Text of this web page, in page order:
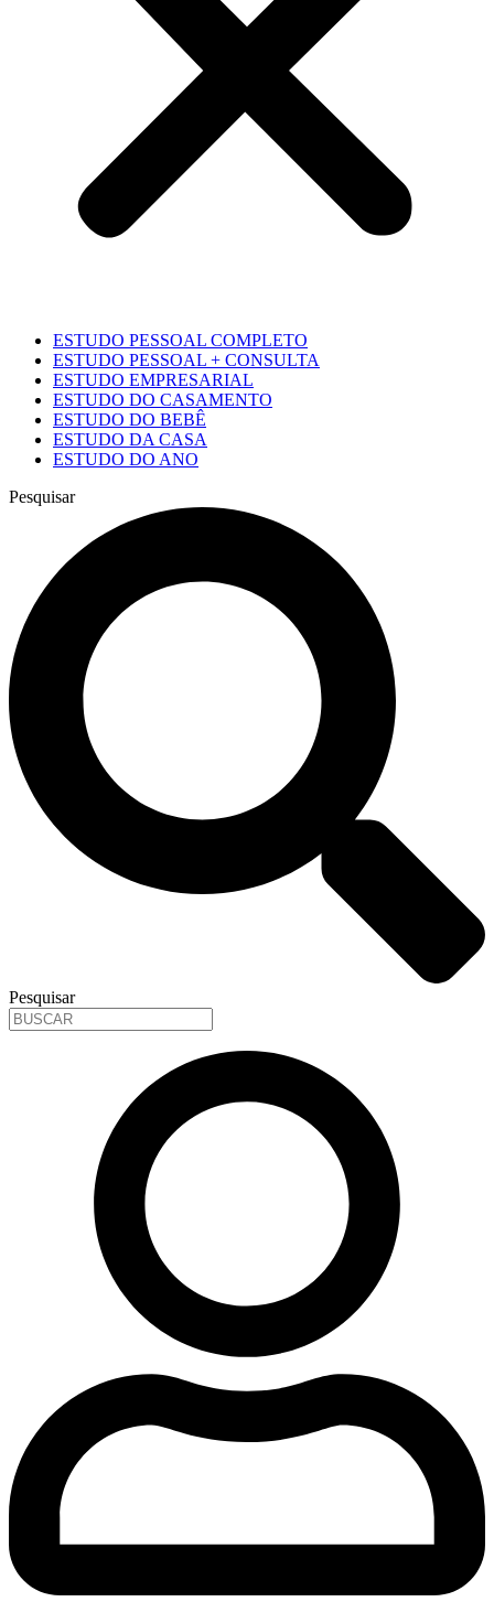
ESTUDO PESSOAL COMPLETO
ESTUDO PESSOAL + CONSULTA
ESTUDO EMPRESARIAL
ESTUDO DO CASAMENTO
ESTUDO DO BEBÊ
ESTUDO DA CASA
ESTUDO DO ANO
Pesquisar
Pesquisar